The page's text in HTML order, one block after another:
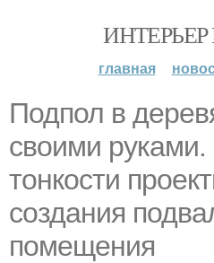
главная
Подпол в
своими
тонкости
создания
помещения